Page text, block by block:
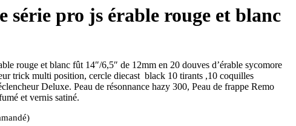
série pro js érable rouge et blanc
rouge et blanc fût 14″/6,5″ de 12mm en 20 douves d’érable sycomore
trick multi position, cercle diecast black 10 tirants ,10 coquilles
Deluxe. Peau de résonnance hazy 300, Peau de frappe Remo
et vernis satiné.